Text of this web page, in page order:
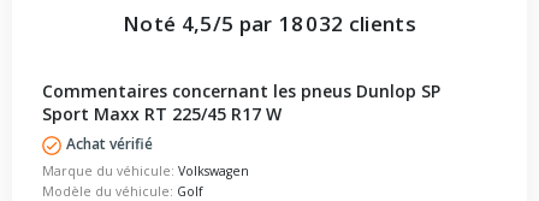
Noté 4,5/5 par 18 032 clients
Commentaires concernant les pneus Dunlop SP
Sport Maxx RT 225/45 R17 W
Achat vérifié
Marque du véhicule: Volkswagen
Modèle du véhicule: Golf